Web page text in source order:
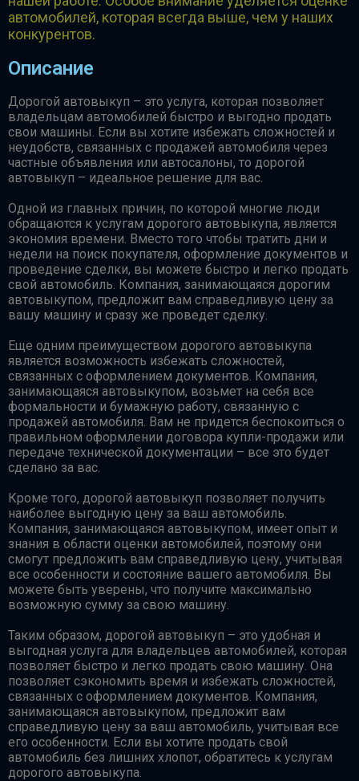
автомобилей, которая всегда выше, чем у наших
конкурентов.
Описание
Дорогой автовыкуп – это услуга, которая позволяет
владельцам автомобилей быстро и выгодно продать
свои машины. Если вы хотите избежать сложностей и
неудобств, связанных с продажей автомобиля через
частные объявления или автосалоны, то дорогой
автовыкуп – идеальное решение для вас.
Одной из главных причин, по которой многие люди
обращаются к услугам дорогого автовыкупа, является
экономия времени. Вместо того чтобы тратить дни и
недели на поиск покупателя, оформление документов и
проведение сделки, вы можете быстро и легко продать
свой автомобиль. Компания, занимающаяся дорогим
автовыкупом, предложит вам справедливую цену за
вашу машину и сразу же проведет сделку.
Еще одним преимуществом дорогого автовыкупа
является возможность избежать сложностей,
связанных с оформлением документов. Компания,
занимающаяся автовыкупом, возьмет на себя все
формальности и бумажную работу, связанную с
продажей автомобиля. Вам не придется беспокоиться о
правильном оформлении договора купли-продажи или
передаче технической документации – все это будет
сделано за вас.
Кроме того, дорогой автовыкуп позволяет получить
наиболее выгодную цену за ваш автомобиль.
Компания, занимающаяся автовыкупом, имеет опыт и
знания в области оценки автомобилей, поэтому они
смогут предложить вам справедливую цену, учитывая
все особенности и состояние вашего автомобиля. Вы
можете быть уверены, что получите максимально
возможную сумму за свою машину.
Таким образом, дорогой автовыкуп – это удобная и
выгодная услуга для владельцев автомобилей, которая
позволяет быстро и легко продать свою машину. Она
позволяет сэкономить время и избежать сложностей,
связанных с оформлением документов. Компания,
занимающаяся автовыкупом, предложит вам
справедливую цену за ваш автомобиль, учитывая все
его особенности. Если вы хотите продать свой
автомобиль без лишних хлопот, обратитесь к услугам
дорогого автовыкупа.